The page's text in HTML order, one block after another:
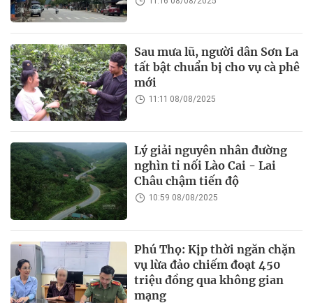
Sau mưa lũ, người dân Sơn La
tất bật chuẩn bị cho vụ cà phê
mới
11:11 08/08/2025
Lý giải nguyên nhân đường
nghìn tỉ nối Lào Cai - Lai
Châu chậm tiến độ
10:59 08/08/2025
Phú Thọ: Kịp thời ngăn chặn
vụ lừa đảo chiếm đoạt 450
triệu đồng qua không gian
mạng